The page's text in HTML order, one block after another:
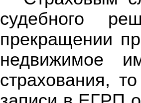
судебного
прекращении
недвижимое
страхования,